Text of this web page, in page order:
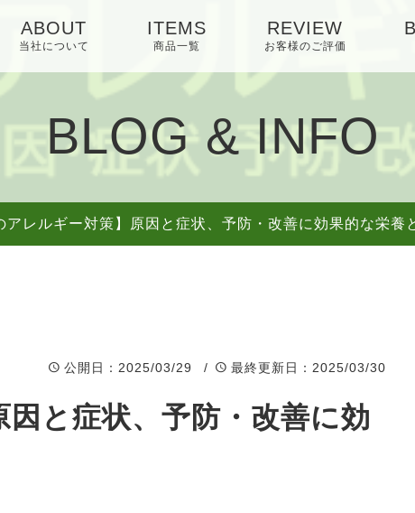
ABOUT
当社について
ITEMS
商品一覧
REVIEW
お客様のご評価
BLOG & INFO
アレルギー対策】原因と症状、予防・改善に効果的な栄養
公開日 ：2025/03/29 / 最終更新日 ：2025/03/30
因と症状、予防・改善に効